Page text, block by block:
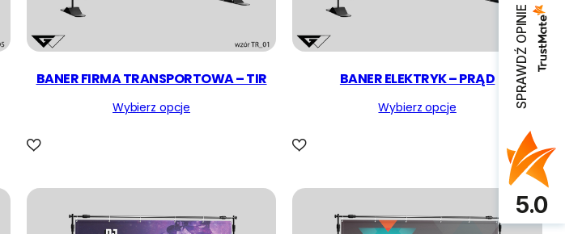
BANER FIRMA TRANSPORTOWA – TIR
Wybierz opcje
BANER ELEKTRYK – PRĄD
Wybierz opcje SPRAWDŹ OPINIE
5.0